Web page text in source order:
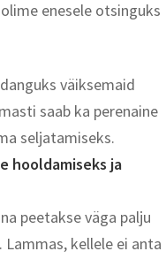
enesele otsinguks
väiksemaid
saab ka perenaine
seljatamiseks.
hooldamiseks ja
peetakse väga palju
kellele ei anta